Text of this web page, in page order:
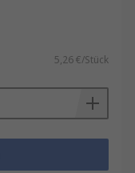
5,26 €/Stück